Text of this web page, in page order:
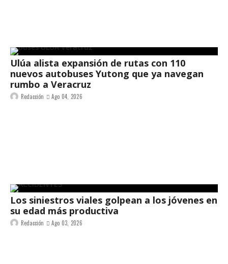
Ulúa alista expansión de rutas con 110
nuevos autobuses Yutong que ya navegan
rumbo a Veracruz
Redacción Ago 04, 2026
Los siniestros viales golpean a los jóvenes en
su edad más productiva
Redacción Ago 03, 2026